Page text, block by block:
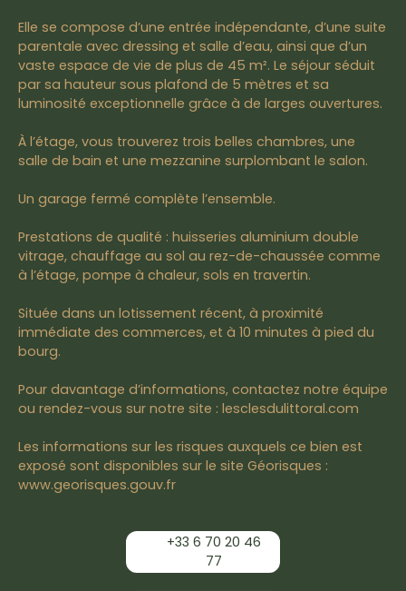
Elle se compose d’une entrée indépendante, d’une suite
parentale avec dressing et salle d’eau, ainsi que d’un
vaste espace de vie de plus de 45 m². Le séjour séduit
par sa hauteur sous plafond de 5 mètres et sa
luminosité exceptionnelle grâce à de larges ouvertures.
À l’étage, vous trouverez trois belles chambres, une
salle de bain et une mezzanine surplombant le salon.
Un garage fermé complète l’ensemble.
Prestations de qualité : huisseries aluminium double
vitrage, chauffage au sol au rez-de-chaussée comme
à l’étage, pompe à chaleur, sols en travertin.
Située dans un lotissement récent, à proximité
immédiate des commerces, et à 10 minutes à pied du
bourg.
Pour davantage d’informations, contactez notre équipe
ou rendez-vous sur notre site : lesclesdulittoral.com
Les informations sur les risques auxquels ce bien est
exposé sont disponibles sur le site Géorisques :
www.georisques.gouv.fr
+33 6 70 20 46
77